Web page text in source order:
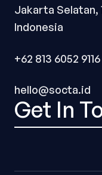
Jakarta Selatan,
Indonesia
+62 813 6052 9116
hello@socta.id
Get In